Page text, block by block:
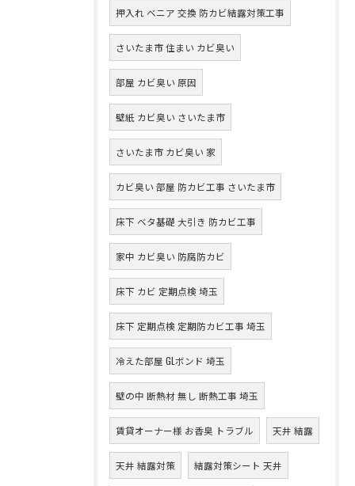
押入れ ベニア 交換 防カビ結露対策工事
さいたま市 住まい カビ臭い
部屋 カビ臭い 原因
壁紙 カビ臭い さいたま市
さいたま市 カビ臭い 家
カビ臭い 部屋 防カビ工事 さいたま市
床下 ベタ基礎 大引き 防カビ工事
家中 カビ臭い 防腐防カビ
床下 カビ 定期点検 埼玉
床下 定期点検 定期防カビ工事 埼玉
冷えた部屋 GLボンド 埼玉
壁の中 断熱材 無し 断熱工事 埼玉
賃貸オーナー様 お香臭 トラブル 天井 結露
天井 結露対策 結露対策シート 天井